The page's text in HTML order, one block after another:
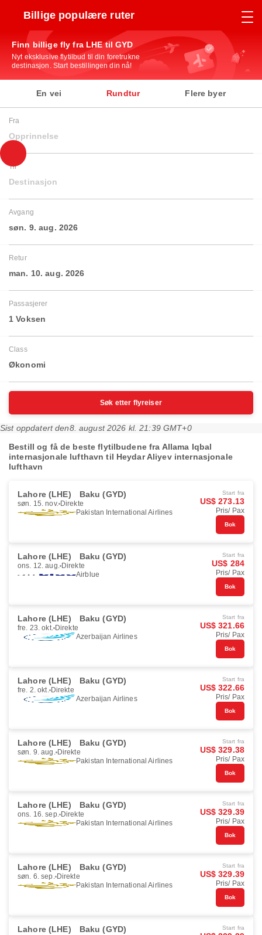
Billige populære ruter
Finn billige fly fra LHE til GYD
Nyt eksklusive flytilbud til din foretrukne
destinasjon. Start bestillingen din nå!
En vei Rundtur Flere byer
Fra
Opprinnelse
Til
Destinasjon
Avgang
søn. 9. aug. 2026
Retur
man. 10. aug. 2026
Passasjerer
1 Voksen
Class
Økonomi
Søk etter flyreiser
Sist oppdatert den8. august 2026 kl. 21:39 GMT+0
Bestill og få de beste flytilbudene fra Allama Iqbal
internasjonale lufthavn til Heydar Aliyev internasjonale
lufthavn
Lahore (LHE) Baku (GYD)
søn. 15. nov. Direkte
Pakistan International Airlines
Start fra
US$ 273.13
Pris/ Pax
Bok
Lahore (LHE) Baku (GYD)
ons. 12. aug. Direkte
Airblue
Start fra
US$ 284
Pris/ Pax
Bok
Lahore (LHE) Baku (GYD)
fre. 23. okt. Direkte
Azerbaijan Airlines
Start fra
US$ 321.66
Pris/ Pax
Bok
Lahore (LHE) Baku (GYD)
fre. 2. okt. Direkte
Azerbaijan Airlines
Start fra
US$ 322.66
Pris/ Pax
Bok
Lahore (LHE) Baku (GYD)
søn. 9. aug. Direkte
Pakistan International Airlines
Start fra
US$ 329.38
Pris/ Pax
Bok
Lahore (LHE) Baku (GYD)
ons. 16. sep. Direkte
Pakistan International Airlines
Start fra
US$ 329.39
Pris/ Pax
Bok
Lahore (LHE) Baku (GYD)
søn. 6. sep. Direkte
Pakistan International Airlines
Start fra
US$ 329.39
Pris/ Pax
Bok
Lahore (LHE) Baku (GYD) Start fra